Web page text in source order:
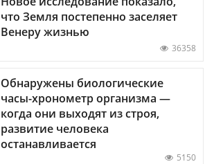
что Земля постепенно заселяет
Венеру жизнью
36358
Обнаружены биологические
часы-хронометр организма —
когда они выходят из строя,
развитие человека
останавливается
5150